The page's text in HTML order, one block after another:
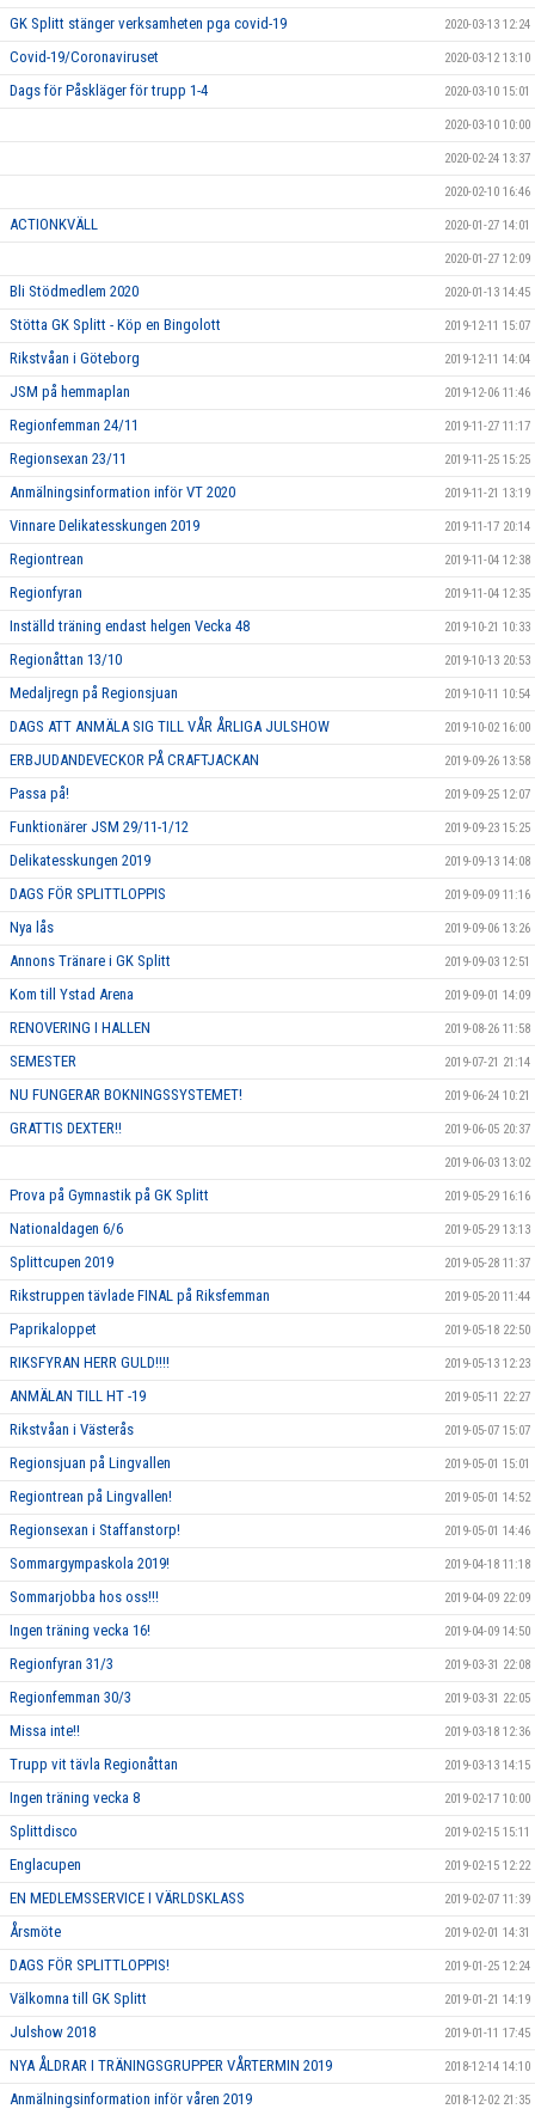
GK Splitt stänger verksamheten pga covid-19 2020-03-13 12:24
Covid-19/Coronaviruset 2020-03-12 13:10
Dags för Påskläger för trupp 1-4 2020-03-10 15:01
2020-03-10 10:00
2020-02-24 13:37
2020-02-10 16:46
ACTIONKVÄLL 2020-01-27 14:01
2020-01-27 12:09
Bli Stödmedlem 2020 2020-01-13 14:45
Stötta GK Splitt - Köp en Bingolott 2019-12-11 15:07
Rikstvåan i Göteborg 2019-12-11 14:04
JSM på hemmaplan 2019-12-06 11:46
Regionfemman 24/11 2019-11-27 11:17
Regionsexan 23/11 2019-11-25 15:25
Anmälningsinformation inför VT 2020 2019-11-21 13:19
Vinnare Delikatesskungen 2019 2019-11-17 20:14
Regiontrean 2019-11-04 12:38
Regionfyran 2019-11-04 12:35
Inställd träning endast helgen Vecka 48 2019-10-21 10:33
Regionåttan 13/10 2019-10-13 20:53
Medaljregn på Regionsjuan 2019-10-11 10:54
DAGS ATT ANMÄLA SIG TILL VÅR ÅRLIGA JULSHOW 2019-10-02 16:00
ERBJUDANDEVECKOR PÅ CRAFTJACKAN 2019-09-26 13:58
Passa på! 2019-09-25 12:07
Funktionärer JSM 29/11-1/12 2019-09-23 15:25
Delikatesskungen 2019 2019-09-13 14:08
DAGS FÖR SPLITTLOPPIS 2019-09-09 11:16
Nya lås 2019-09-06 13:26
Annons Tränare i GK Splitt 2019-09-03 12:51
Kom till Ystad Arena 2019-09-01 14:09
RENOVERING I HALLEN 2019-08-26 11:58
SEMESTER 2019-07-21 21:14
NU FUNGERAR BOKNINGSSYSTEMET! 2019-06-24 10:21
GRATTIS DEXTER!! 2019-06-05 20:37
2019-06-03 13:02
Prova på Gymnastik på GK Splitt 2019-05-29 16:16
Nationaldagen 6/6 2019-05-29 13:13
Splittcupen 2019 2019-05-28 11:37
Rikstruppen tävlade FINAL på Riksfemman 2019-05-20 11:44
Paprikaloppet 2019-05-18 22:50
RIKSFYRAN HERR GULD!!!! 2019-05-13 12:23
ANMÄLAN TILL HT -19 2019-05-11 22:27
Rikstvåan i Västerås 2019-05-07 15:07
Regionsjuan på Lingvallen 2019-05-01 15:01
Regiontrean på Lingvallen! 2019-05-01 14:52
Regionsexan i Staffanstorp! 2019-05-01 14:46
Sommargympaskola 2019! 2019-04-18 11:18
Sommarjobba hos oss!!! 2019-04-09 22:09
Ingen träning vecka 16! 2019-04-09 14:50
Regionfyran 31/3 2019-03-31 22:08
Regionfemman 30/3 2019-03-31 22:05
Missa inte!! 2019-03-18 12:36
Trupp vit tävla Regionåttan 2019-03-13 14:15
Ingen träning vecka 8 2019-02-17 10:00
Splittdisco 2019-02-15 15:11
Englacupen 2019-02-15 12:22
EN MEDLEMSSERVICE I VÄRLDSKLASS 2019-02-07 11:39
Årsmöte 2019-02-01 14:31
DAGS FÖR SPLITTLOPPIS! 2019-01-25 12:24
Välkomna till GK Splitt 2019-01-21 14:19
Julshow 2018 2019-01-11 17:45
NYA ÅLDRAR I TRÄNINGSGRUPPER VÅRTERMIN 2019 2018-12-14 14:10
Anmälningsinformation inför våren 2019 2018-12-02 21:35